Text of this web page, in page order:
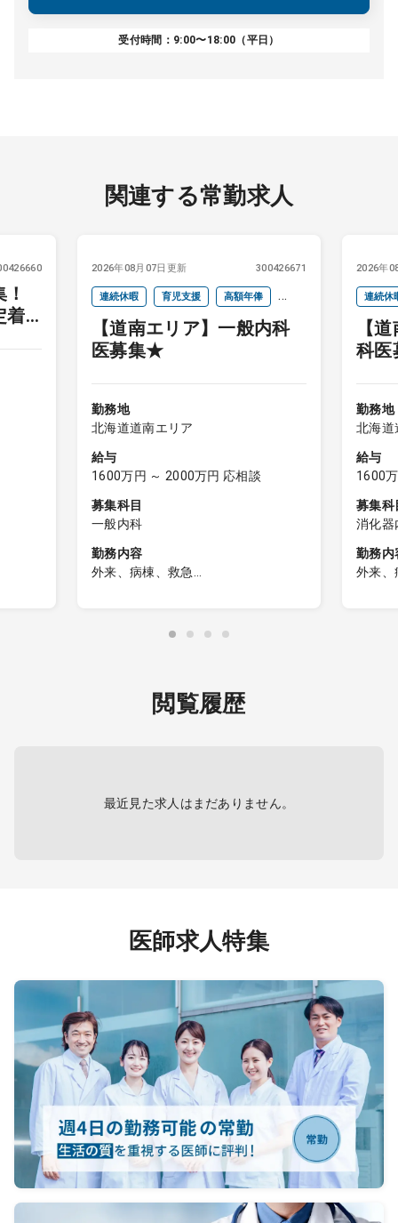
受付時間：9:00〜18:00（平日）
関連する常勤求人
着
2026年08月07日更新 300426671
連続休暇 育児支援 高額年俸
インセンティブ
【道南エリア】一般内科
医募集★
勤務地
北海道道南エリア
給与
1600万円 ～ 2000万円 応相談
募集科目
一般内科
勤務内容
外来、病棟、救急
外来名：一般内科外来
【夜間帯】
＜当直対応＞
救急当番日の当直1
回、病棟管理当直1回
対応件数：救急当番日：15人程
度（ウォークイン・救急車合わせ
て）
病棟管理当直：ほぼなし
当直体制：医師5名、看護師、検
＜オンコール＞
電話の対応あり、出動はほぼ無
し
2026年
連続休
イン
【
科
勤務地
北海道
給与
1600
募集科
消化器
勤務内
外来、
であれ
が、必
内視
約
年、
内視
台、フ
セ
あり
閲覧履歴
最近見た求人はまだありません。
医師求人特集